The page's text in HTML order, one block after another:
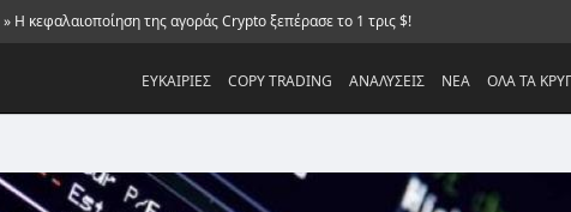
» Η κεφαλαιοποίηση της αγοράς Crypto ξεπέρασε το 1 τρις $!
ΕΥΚΑΙΡΙΕΣ COPY TRADING ΑΝΑΛΥΣΕΙΣ NEA ΟΛΑ ΤΑ